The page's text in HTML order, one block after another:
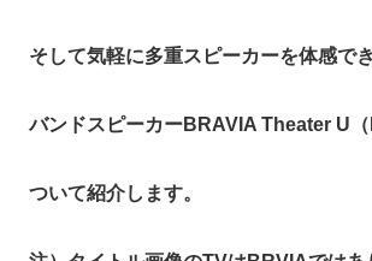
そして気軽に多重スピーカーを体感で
バンドスピーカーBRAVIA Theater U
ついて紹介します。